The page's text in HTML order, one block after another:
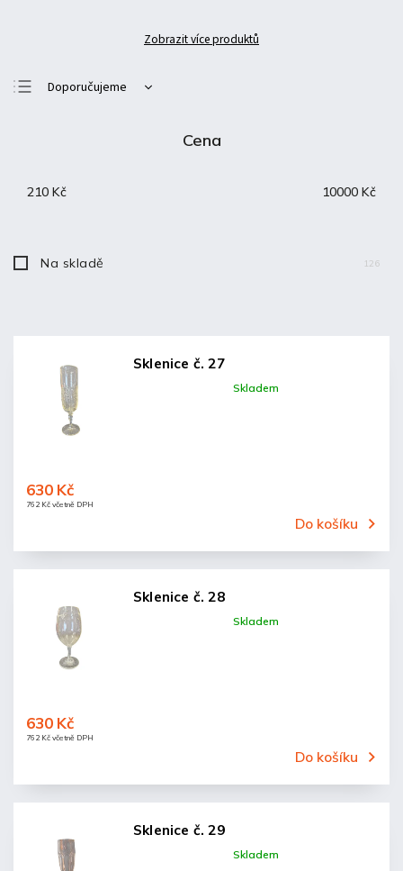
Zobrazit více produktů
Doporučujeme
Cena
210 Kč 10000 Kč
Na skladě 126
Sklenice č. 27
Skladem
762 Kč včetně DPH
630 Kč
Do košíku
Sklenice č. 28
Skladem
762 Kč včetně DPH
630 Kč
Do košíku
Sklenice č. 29
Skladem